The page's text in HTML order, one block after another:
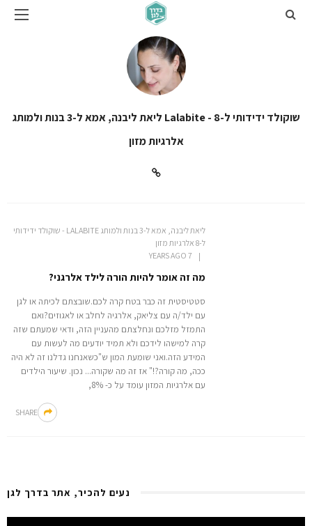
ליאת ליבנה, אמא ל-3 בנות ולמותג Lalabite - שוקולד ידידותי ל-8
אלרגיות מזון
ליאת ליבנה, אמא ל-3 בנות ולמותג LALABITE - שוקולד ידידותי
ל-8 אלרגיות מזון
7 YEARS AGO
מה זה אומר להיות הורה לילד אלרגני?
סטטיסטית זה כבר בטח קרה לכם.שובצתם לכיתה או לגן
עם ילד/ה עם צליאק, אלרגיה לחלב או לאגוזים?ואם
התמזל מזלכם ונחלצתם מהעניין הזה, ודאי שמעתם שזה
קרה למישהו לידכם ולא תמיד יודעים מה לעשות עם
המידע הזה.ואני שומעת המון ש"כשאנחנו גדלנו זה לא היה
ככה, מה קורה?!" אז זה מה שקורה... נכון. שיעור הילדים
עם אלרגיות המזון עומד על כ- 8%,
SHARE
נעים להכיר, אתר בדרך לגן